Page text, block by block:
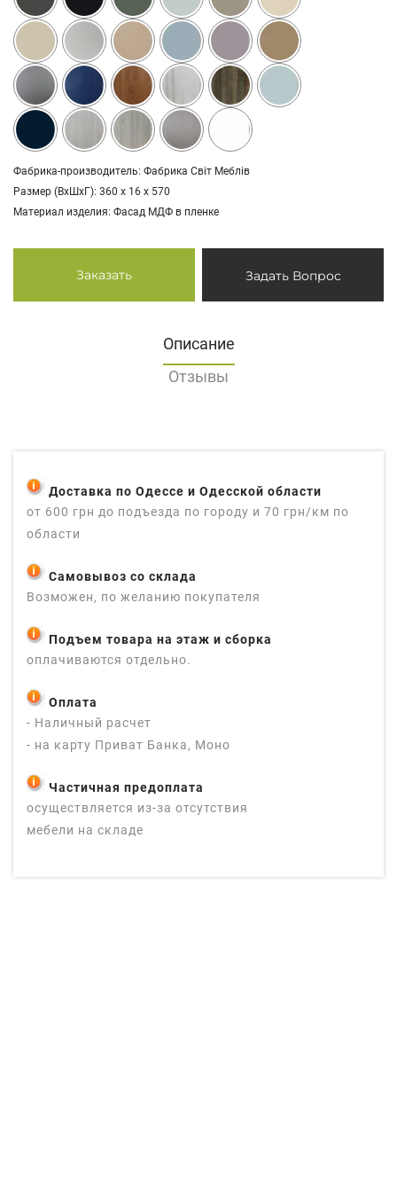
Фабрика-производитель: Фабрика Світ Меблів
Размер (ВхШхГ): 360 х 16 х 570
Материал изделия: Фасад МДФ в пленке
Заказать Задать Вопрос
Доставка по Одессе и Одесской области
от 600 грн до подъезда по городу и 70 грн/км по
области
Самовывоз со склада
Возможен, по желанию покупателя
Подъем товара на этаж и сборка
оплачиваются отдельно.
Оплата
- Наличный расчет
- на карту Приват Банка, Моно
Частичная предоплата
осуществляется из-за отсутствия
мебели на складе
Описание
Отзывы